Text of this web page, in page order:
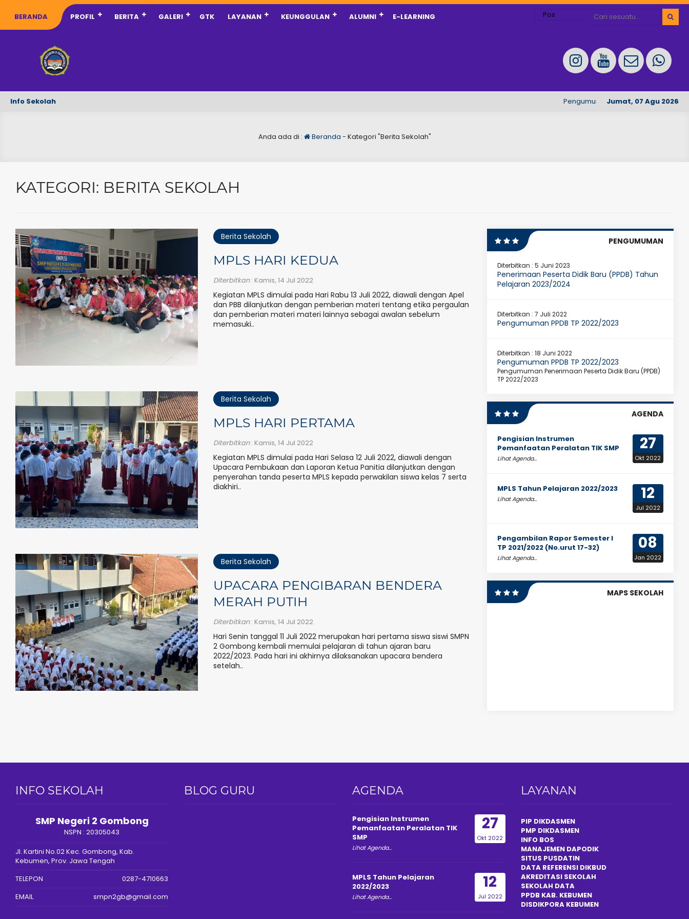
BERANDA PROFIL BERITA GALERI GTK LAYANAN KEUNGGULAN ALUMNI E-LEARNING
Info Sekolah Jumat, 07 Agu 2026
Pengumuman Penerimaan Peserta
Anda ada di : Beranda - Kategori "Berita Sekolah"
KATEGORI: BERITA SEKOLAH
Berita Sekolah
MPLS HARI KEDUA
Diterbitkan: Kamis, 14 Jul 2022
Kegiatan MPLS dimulai pada Hari Rabu 13 Juli 2022, diawali dengan Apel
dan PBB dilanjutkan dengan pemberian materi tentang etika pergaulan
dan pemberian materi materi lainnya sebagai awalan sebelum
memasuki..
Berita Sekolah
MPLS HARI PERTAMA
Diterbitkan: Kamis, 14 Jul 2022
Kegiatan MPLS dimulai pada Hari Selasa 12 Juli 2022, diawali dengan
Upacara Pembukaan dan Laporan Ketua Panitia dilanjutkan dengan
penyerahan tanda peserta MPLS kepada perwakilan siswa kelas 7 serta
diakhiri..
Berita Sekolah
UPACARA PENGIBARAN BENDERA
MERAH PUTIH
Diterbitkan: Kamis, 14 Jul 2022
Hari Senin tanggal 11 Juli 2022 merupakan hari pertama siswa siswi SMPN
2 Gombong kembali memulai pelajaran di tahun ajaran baru
2022/2023. Pada hari ini akhirnya dilaksanakan upacara bendera
setelah..
PENGUMUMAN
Diterbitkan : 5 Juni 2023
Penerimaan Peserta Didik Baru (PPDB) Tahun
Pelajaran 2023/2024
Diterbitkan : 7 Juli 2022
Pengumuman PPDB TP 2022/2023
Diterbitkan : 18 Juni 2022
Pengumuman PPDB TP 2022/2023
Pengumuman Penerimaan Peserta Didik Baru (PPDB)
TP 2022/2023
AGENDA
27
Okt 2022
Pengisian Instrumen
Pemanfaatan Peralatan TIK SMP
Lihat Agenda...
12
Jul 2022
MPLS Tahun Pelajaran 2022/2023
Lihat Agenda...
08
Jan 2022
Pengambilan Rapor Semester I
TP 2021/2022 (No.urut 17-32)
Lihat Agenda...
MAPS SEKOLAH
INFO SEKOLAH
SMP Negeri 2 Gombong
NSPN :20305043
Jl. Kartini No.02 Kec. Gombong, Kab.
Kebumen, Prov. Jawa Tengah
TELEPON
0287-4710663
EMAIL
smpn2gb@gmail.com
BLOG GURU AGENDA
27
Okt 2022
Pengisian Instrumen
Pemanfaatan Peralatan TIK
SMP
Lihat Agenda...
12
Jul 2022
MPLS Tahun Pelajaran
2022/2023
Lihat Agenda...
LAYANAN
PIP DIKDASMEN
PMP DIKDASMEN
INFO BOS
MANAJEMEN DAPODIK
SITUS PUSDATIN
DATA REFERENSI DIKBUD
AKREDITASI SEKOLAH
SEKOLAH DATA
PPDB KAB. KEBUMEN
DISDIKPORAKEBUMEN